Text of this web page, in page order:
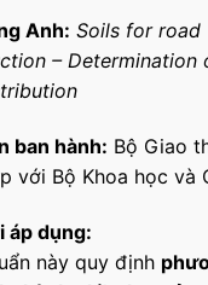
Anh: Soils for road
– Determination
ban hành: Bộ Giao
với Bộ Khoa học và
áp dụng:
này quy định